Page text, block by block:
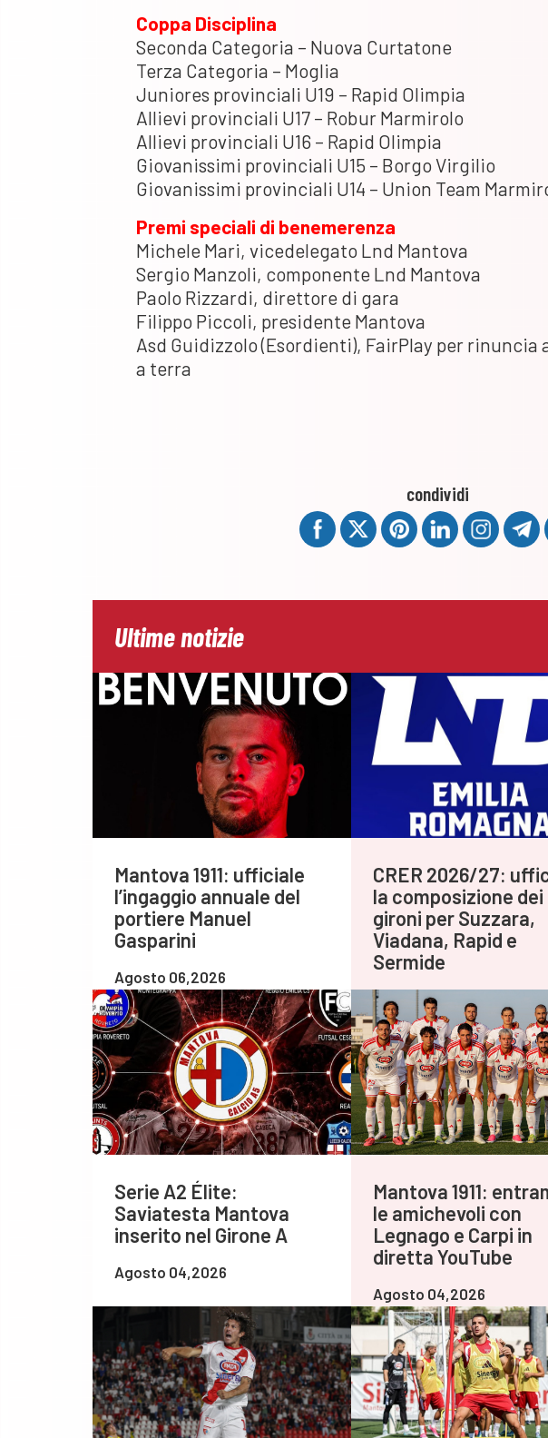
Coppa Disciplina
Seconda Categoria – Nuova Curtatone
Terza Categoria – Moglia
Juniores provinciali U19 – Rapid Olimpia
Allievi provinciali U17 – Robur Marmirolo
Allievi provinciali U16 – Rapid Olimpia
Giovanissimi provinciali U15 – Borgo Virgilio
Giovanissimi provinciali U14 – Union Team
Premi speciali di benemerenza
Michele Mari, vicedelegato Lnd Mantova
Sergio Manzoli, componente Lnd Mantova
Paolo Rizzardi, direttore di gara
Filippo Piccoli, presidente Mantova
Asd Guidizzolo (Esordienti), FairPlay per rinuncia
a terra
condividi
Ultime notizie
Mantova 1911: ufficiale
l’ingaggio annuale del
portiere Manuel
Gasparini
Agosto 06,2026
CRER 2026/27:
la composizione dei
gironi per Suzzara,
Viadana, Rapid e
Sermide
Agosto 06,2026
Serie A2 Élite:
Saviatesta Mantova
inserito nel Girone A
Agosto 04,2026
Mantova 1911:
le amichevoli con
Legnago e Carpi in
diretta YouTube
Agosto 04,2026